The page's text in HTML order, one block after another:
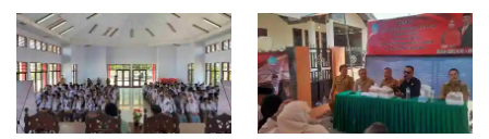
d
i
j
e
n
d
e
l
a
y
k
a
d
i
j
e
n
d
e
l